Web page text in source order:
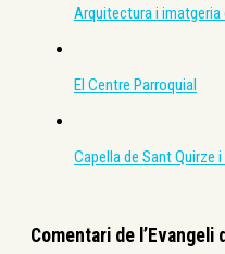
Arquitectura i imatgeria
El Centre Parroquial
Capella de Sant Quirze
Comentari de l’Evangeli